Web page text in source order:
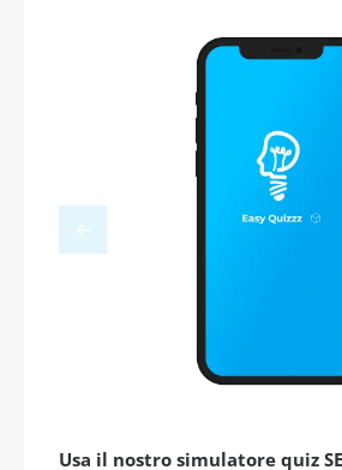
Usa il nostro simulatore quiz